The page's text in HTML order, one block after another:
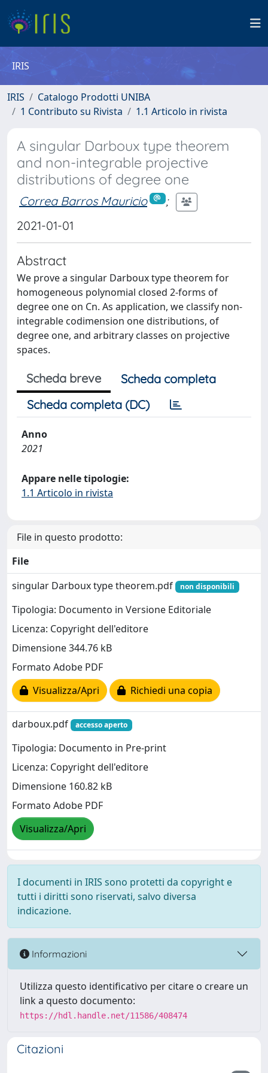
IRIS
IRIS
Catalogo Prodotti UNIBA
1 Contributo su Rivista
1.1 Articolo in rivista
A singular Darboux type theorem
and non-integrable projective
distributions of degree one
Correa Barros Mauricio
;
2021-01-01
Abstract
We prove a singular Darboux type theorem for
homogeneous polynomial closed 2-forms of
degree one on Cn. As application, we classify non-
integrable codimension one distributions, of
degree one, and arbitrary classes on projective
spaces.
Scheda breve
Scheda completa
Scheda completa (DC)
Anno
2021
Appare nelle tipologie:
1.1 Articolo in rivista
File in questo prodotto:
File
singular Darboux type theorem.pdf
non disponibili
Tipologia: Documento in Versione Editoriale
Licenza: Copyright dell'editore
Dimensione 344.76 kB
Formato Adobe PDF
Visualizza/Apri
Richiedi una copia
darboux.pdf accesso aperto
Tipologia: Documento in Pre-print
Licenza: Copyright dell'editore
Dimensione 160.82 kB
Formato Adobe PDF
Visualizza/Apri
I documenti in IRIS sono protetti da copyright e
tutti i diritti sono riservati, salvo diversa
indicazione.
Informazioni
Utilizza questo identificativo per citare o creare un
link a questo documento:
https://hdl.handle.net/11586/408474
Citazioni